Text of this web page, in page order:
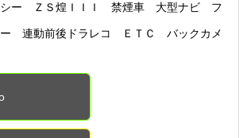
シー ＺＳ煌ＩＩＩ 禁煙車 大型ナビ フ
ー 連動前後ドラレコ ＥＴＣ バックカメ